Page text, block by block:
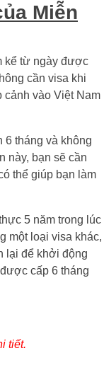
Miễn
kể từ ngày được
cần visa khi
cảnh vào Việt Nam
6 tháng và không
này, bạn sẽ cần
thể giúp bạn làm
5 năm trong lúc
một loại visa khác,
lại để khởi động
cấp 6 tháng
tiết.